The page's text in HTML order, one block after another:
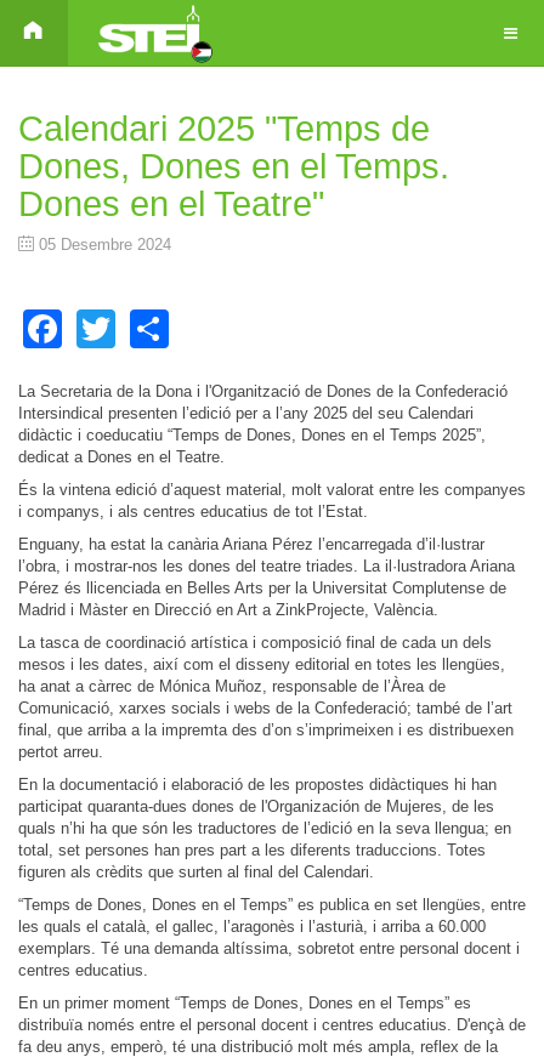
Calendari 2025 "Temps de
Dones, Dones en el Temps.
Dones en el Teatre"
05 Desembre 2024
Facebook
Twitter
La Secretaria de la Dona i l'Organització de Dones de la Confederació
Intersindical presenten l’edició per a l’any 2025 del seu Calendari
didàctic i coeducatiu “Temps de Dones, Dones en el Temps 2025”,
dedicat a Dones en el Teatre.
És la vintena edició d’aquest material, molt valorat entre les companyes
i companys, i als centres educatius de tot l’Estat.
Enguany, ha estat la canària Ariana Pérez l’encarregada d’il·lustrar
l’obra, i mostrar-nos les dones del teatre triades. La il·lustradora Ariana
Pérez és llicenciada en Belles Arts per la Universitat Complutense de
Madrid i Màster en Direcció en Art a ZinkProjecte, València.
La tasca de coordinació artística i composició final de cada un dels
mesos i les dates, així com el disseny editorial en totes les llengües,
ha anat a càrrec de Mónica Muñoz, responsable de l’Àrea de
Comunicació, xarxes socials i webs de la Confederació; també de l’art
final, que arriba a la impremta des d’on s’imprimeixen i es distribuexen
pertot arreu.
En la documentació i elaboració de les propostes didàctiques hi han
participat quaranta-dues dones de l'Organización de Mujeres, de les
quals n’hi ha que són les traductores de l’edició en la seva llengua; en
total, set persones han pres part a les diferents traduccions. Totes
figuren als crèdits que surten al final del Calendari.
“Temps de Dones, Dones en el Temps” es publica en set llengües, entre
les quals el català, el gallec, l’aragonès i l’asturià, i arriba a 60.000
exemplars. Té una demanda altíssima, sobretot entre personal docent i
centres educatius.
En un primer moment “Temps de Dones, Dones en el Temps” es
distribuïa només entre el personal docent i centres educatius. D'ençà de
fa deu anys, emperò, té una distribució molt més ampla, reflex de la